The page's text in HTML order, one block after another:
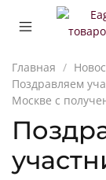
Главная
Поздравляем
Москве с